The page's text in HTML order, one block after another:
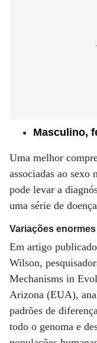
Masculino,
Uma melhor
associadas ao sexo
pode levar a
uma série de
Variações enormes
Em artigo
Wilson,
Mechanisms in
Arizona (EUA),
padrões de
todo o genoma e